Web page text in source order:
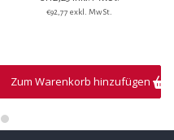
€92,77 exkl. MwSt.
Zum Warenkorb hinzufügen